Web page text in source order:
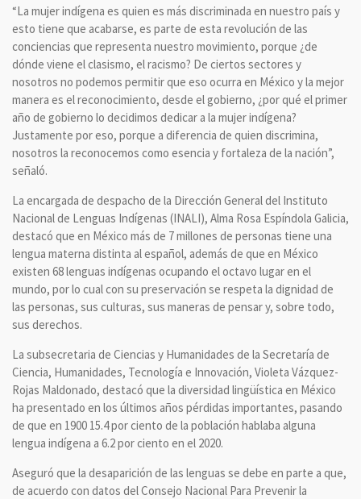
“La mujer indígena es quien es más discriminada en nuestro país y
esto tiene que acabarse, es parte de esta revolución de las
conciencias que representa nuestro movimiento, porque ¿de
dónde viene el clasismo, el racismo? De ciertos sectores y
nosotros no podemos permitir que eso ocurra en México y la mejor
manera es el reconocimiento, desde el gobierno, ¿por qué el primer
año de gobierno lo decidimos dedicar a la mujer indígena?
Justamente por eso, porque a diferencia de quien discrimina,
nosotros la reconocemos como esencia y fortaleza de la nación”,
señaló.
La encargada de despacho de la Dirección General del Instituto
Nacional de Lenguas Indígenas (INALI), Alma Rosa Espíndola Galicia,
destacó que en México más de 7 millones de personas tiene una
lengua materna distinta al español, además de que en México
existen 68 lenguas indígenas ocupando el octavo lugar en el
mundo, por lo cual con su preservación se respeta la dignidad de
las personas, sus culturas, sus maneras de pensar y, sobre todo,
sus derechos.
La subsecretaria de Ciencias y Humanidades de la Secretaría de
Ciencia, Humanidades, Tecnología e Innovación, Violeta Vázquez-
Rojas Maldonado, destacó que la diversidad lingüística en México
ha presentado en los últimos años pérdidas importantes, pasando
de que en 1900 15.4 por ciento de la población hablaba alguna
lengua indígena a 6.2 por ciento en el 2020.
Aseguró que la desaparición de las lenguas se debe en parte a que,
de acuerdo con datos del Consejo Nacional Para Prevenir la